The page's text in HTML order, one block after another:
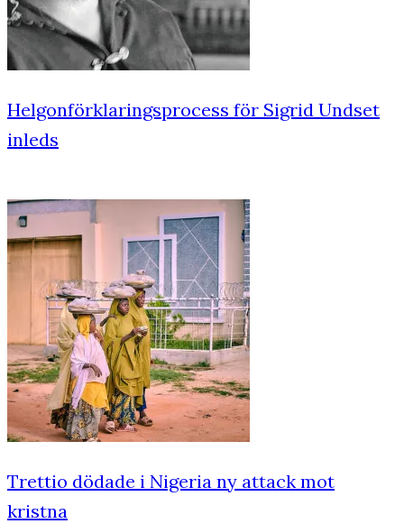
Helgonförklaringsprocess för Sigrid Undset
inleds
Trettio dödade i Nigeria ny attack mot
kristna